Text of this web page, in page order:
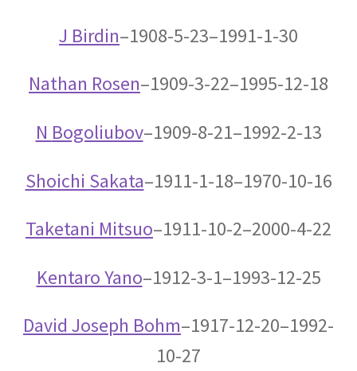
関係【独語圏最古の大学】
_【赤方偏移を示し膨張宇宙論を論じ
ました】
【ハイゼンベルグに学ぶ｜原爆開発推進・水爆
の父】
J Birdin–1908-5-23–1991-1-30
Nathan Rosen–1909-3-22–1995-12-18
N Bogoliubov–1909-8-21–1992-2-13
Shoichi Sakata–1911-1-18–1970-10-16
Taketani Mitsuo–1911-10-2–2000-4-22
Kentaro Yano–1912-3-1–1993-12-25
David Joseph Bohm–1917-12-20–1992-
10-27